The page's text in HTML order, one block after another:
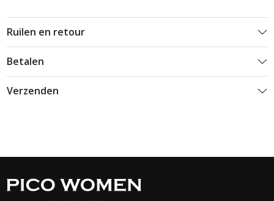
Ruilen en retour
Betalen
Verzenden